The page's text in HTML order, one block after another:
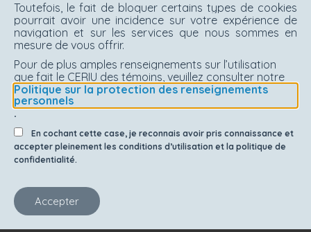
Toutefois, le fait de bloquer certains types de cookies
pourrait avoir une incidence sur votre expérience de
navigation et sur les services que nous sommes en
mesure de vous offrir.
Pour de plus amples renseignements sur l’utilisation
que fait le CERIU des témoins, veuillez consulter notre
Politique sur la protection des renseignements
personnels
.
En cochant cette case, je reconnais avoir pris connaissance et
accepter pleinement les conditions d’utilisation et la politique de
confidentialité.
Accepter